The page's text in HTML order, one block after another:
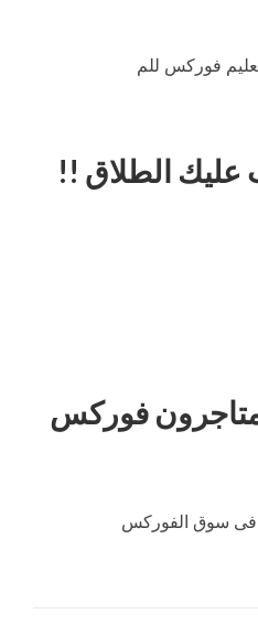
فوركس للم
عليك الطلاق !!
فوركس
فى سوق الفوركس